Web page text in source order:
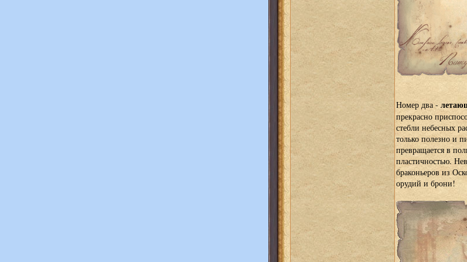
Номер два -
прекрасно
стебли небесных
только полезно и
превращается в
пластичностью.
браконьеров из
орудий и брони!